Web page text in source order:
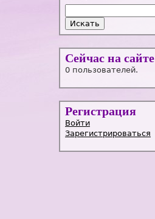
Сейчас на сайте
0 пользователей.
Регистрация
Войти
Зарегистрироваться